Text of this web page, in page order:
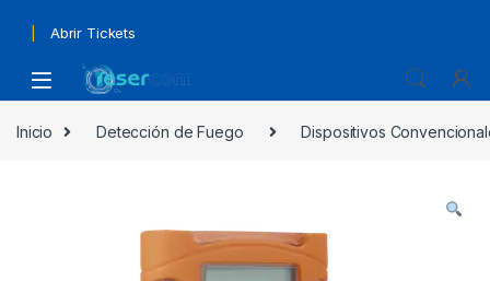
Abrir Tickets
Inicio Detección de Fuego Dispositivos